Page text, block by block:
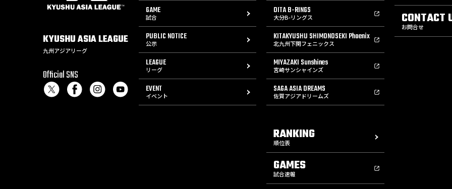
KYUSHUASIALEAGUE
九州アジアリーグ
Official SNS
GAME
試合
PUBLIC NOTICE
公示
LEAGUE
リーグ
EVENT
イベント
OITA B-RINGS
大分B-リングス
KITAKYUSHU SHIMONOSEKI Phoenix
北九州下関フェニックス
MIYAZAKI Sunshines
宮崎サンシャインズ
SAGA ASIA DREAMS
佐賀アジアドリームズ
RANKING
順位表
GAMES
試合速報
CONTACT
お問合せ